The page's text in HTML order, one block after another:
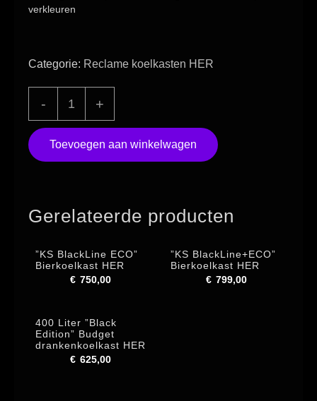
verkleuren
Categorie: Reclame koelkasten HER
-
”KS
BlackLine+
Brouwerij
+
Toevoegen aan winkelwagen
Gerelateerde producten
”KS BlackLine ECO”
Bierkoelkast HER
€ 750,00
”KS BlackLine+ECO”
Bierkoelkast HER
€799,00
400 Liter ”Black
Edition” Budget
drankenkoelkast HER
€ 625,00